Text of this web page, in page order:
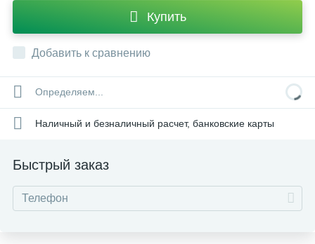
Купить
Добавить к сравнению
Определяем...
Наличный и безналичный расчет, банковские карты
Быстрый заказ